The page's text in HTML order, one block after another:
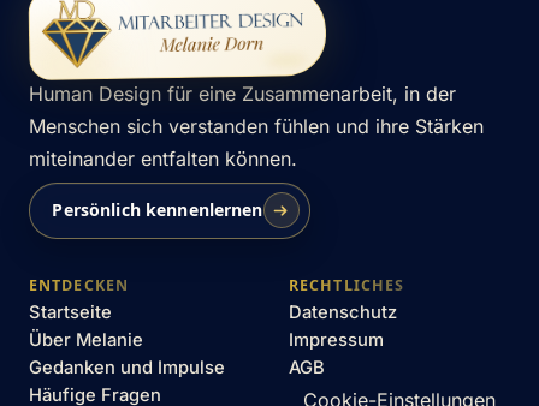
Human Design für eine Zusammenarbeit, in der
Menschen sich verstanden fühlen und ihre Stärken
miteinander entfalten können.
Persönlich kennenlernen
ENTDECKEN
Startseite
Über Melanie
Gedanken und Impulse
Häufige Fragen
RECHTLICHES
Datenschutz
Impressum
AGB
Cookie-Einstellungen